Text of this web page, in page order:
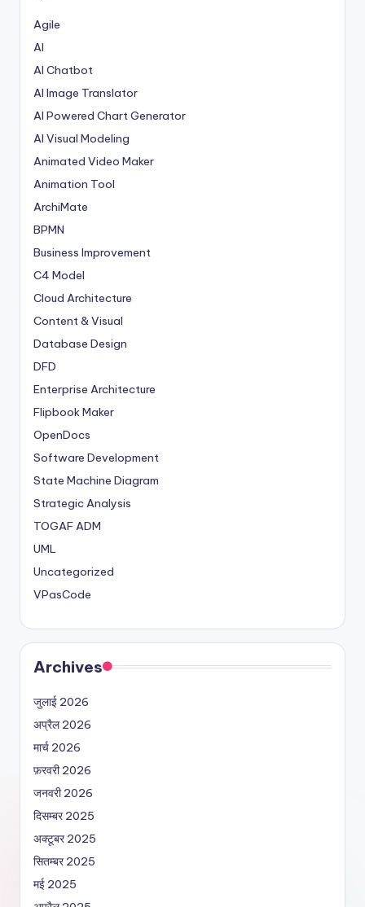
Agile
AI
AI Chatbot
AI Image Translator
AI Powered Chart Generator
AI Visual Modeling
Animated Video Maker
Animation Tool
ArchiMate
BPMN
Business Improvement
C4 Model
Cloud Architecture
Content & Visual
Database Design
DFD
Enterprise Architecture
Flipbook Maker
OpenDocs
Software Development
State Machine Diagram
Strategic Analysis
TOGAF ADM
UML
Uncategorized
VPasCode
Archives
जुलाई 2026
अप्रैल 2026
मार्च 2026
फ़रवरी 2026
जनवरी 2026
दिसम्बर 2025
अक्टूबर 2025
सितम्बर 2025
मई 2025